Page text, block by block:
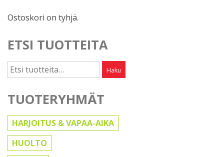
Ostoskori on tyhjä.
ETSI TUOTTEITA
Etsi: Haku
TUOTERYHMÄT
HARJOITUS & VAPAA-AIKA
HUOLTO